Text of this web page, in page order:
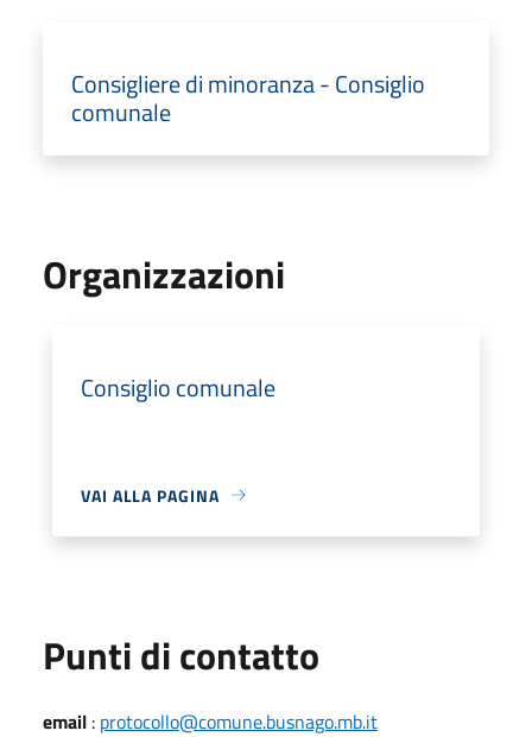
Consigliere di minoranza - Consiglio
comunale
Organizzazioni
Consiglio comunale
VAI ALLA PAGINA
Punti di contatto
email : protocollo@comune.busnago.mb.it